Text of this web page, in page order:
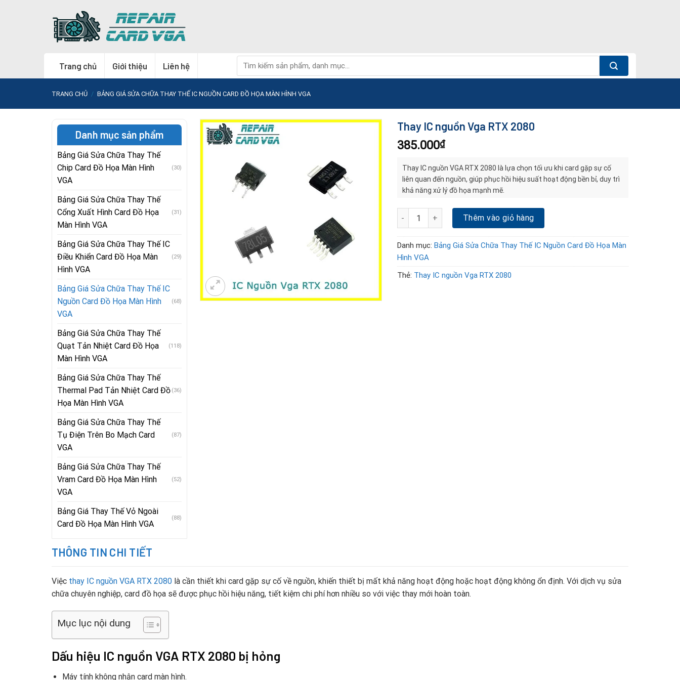
Trang chủ Giới thiệu Liên hệ
kiếm:
TRANG CHỦ / BẢNG GIÁ SỬA CHỮA THAY THẾ IC NGUỒN CARD ĐỒ HỌA MÀN HÌNH VGA
Thay IC nguồn Vga RTX 2080
385.000₫
Thay IC nguồn VGA RTX 2080 là lựa chọn tối ưu khi card gặp sự cố
liên quan đến nguồn, giúp phục hồi hiệu suất hoạt động bền bỉ, duy trì
khả năng xử lý đồ họa mạnh mẽ.
Thay IC nguồn Vga RTX 2080 số lượng
Thêm vào giỏ hàng
Danh mục: Bảng Giá Sửa Chữa Thay Thế IC Nguồn Card Đồ Họa Màn
Hình VGA
Thẻ: Thay IC nguồn Vga RTX 2080
Danh mục sản phẩm
Bảng Giá Sửa Chữa Thay Thế
Chip Card Đồ Họa Màn Hình
VGA
(30)
Bảng Giá Sửa Chữa Thay Thế
Cổng Xuất Hình Card Đồ Họa
Màn Hình VGA
(31)
Bảng Giá Sửa Chữa Thay Thế IC
Điều Khiển Card Đồ Họa Màn
Hình VGA
(29)
Bảng Giá Sửa Chữa Thay Thế IC
Nguồn Card Đồ Họa Màn Hình
VGA
(68)
Bảng Giá Sửa Chữa Thay Thế
Quạt Tản Nhiệt Card Đồ Họa
Màn Hình VGA
(118)
Bảng Giá Sửa Chữa Thay Thế
Thermal Pad Tản Nhiệt Card Đồ
Họa Màn Hình VGA
(36)
Bảng Giá Sửa Chữa Thay Thế
Tụ Điện Trên Bo Mạch Card
VGA
(87)
Bảng Giá Sửa Chữa Thay Thế
Vram Card Đồ Họa Màn Hình
VGA
(52)
Bảng Giá Thay Thế Vỏ Ngoài
Card Đồ Họa Màn Hình VGA
(88)
THÔNG TIN CHI TIẾT
Việc thay IC nguồn VGA RTX 2080 là cần thiết khi card gặp sự cố về nguồn, khiến thiết bị mất khả năng hoạt động hoặc hoạt động không ổn định. Với dịch vụ sửa
chữa chuyên nghiệp, card đồ họa sẽ được phục hồi hiệu năng, tiết kiệm chi phí hơn nhiều so với việc thay mới hoàn toàn.
Mục lục nội dung
Dấu hiệu IC nguồn VGA RTX 2080 bị hỏng
Máy tính không nhận card màn hình.